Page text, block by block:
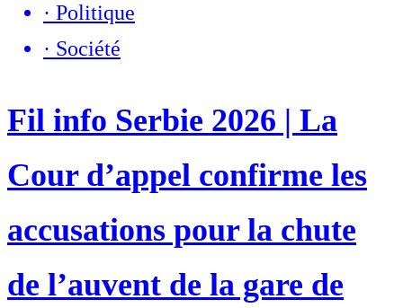
· Politique
· Société
Fil info Serbie 2026 | La
Cour d’appel confirme les
accusations pour la chute
de l’auvent de la gare de